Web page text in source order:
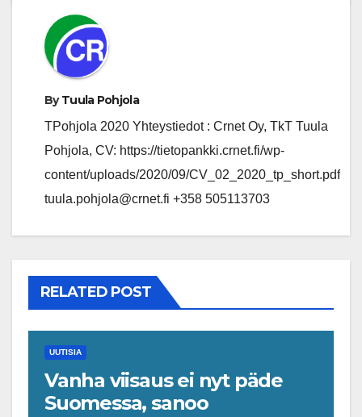
ByTuula Pohjola
TPohjola 2020 Yhteystiedot : Crnet Oy, TkT Tuula
Pohjola, CV: https://tietopankki.crnet.fi/wp-
content/uploads/2020/09/CV_02_2020_tp_short.pdf
tuula.pohjola@crnet.fi +358 505113703
RELATED POST
UUTISIA
Vanha viisaus ei nyt päde
Suomessa, sanoo